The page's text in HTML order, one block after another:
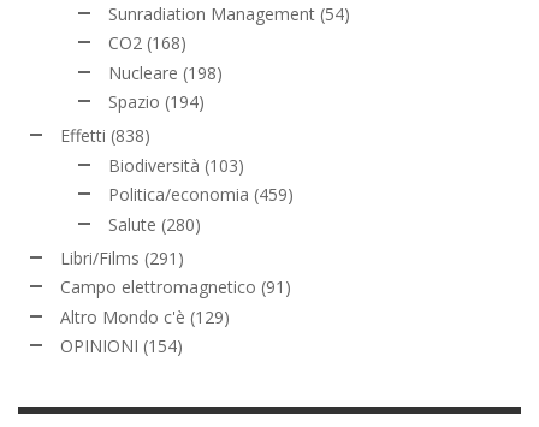
Sunradiation Management (54)
CO2 (168)
Nucleare (198)
Spazio (194)
Effetti (838)
Biodiversità (103)
Politica/economia (459)
Salute (280)
Libri/Films (291)
Campo elettromagnetico (91)
Altro Mondo c'è (129)
OPINIONI (154)